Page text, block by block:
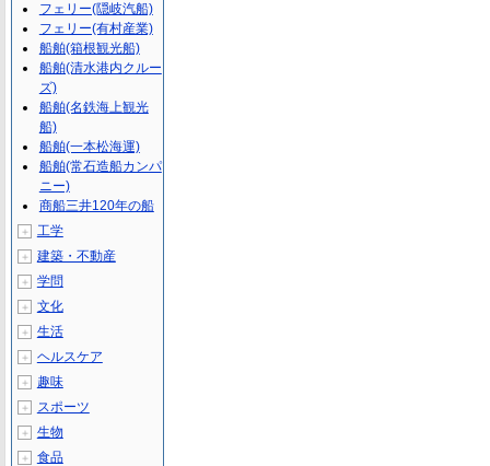
フェリー(隠岐汽船)
フェリー(有村産業)
船舶(箱根観光船)
船舶(清水港内クルー
ズ)
船舶(名鉄海上観光
船)
船舶(一本松海運)
船舶(常石造船カンパ
ニー)
商船三井120年の船
＋ 工学
＋ 建築・不動産
＋ 学問
＋ 文化
＋ 生活
＋ ヘルスケア
＋ 趣味
＋ スポーツ
＋ 生物
＋ 食品